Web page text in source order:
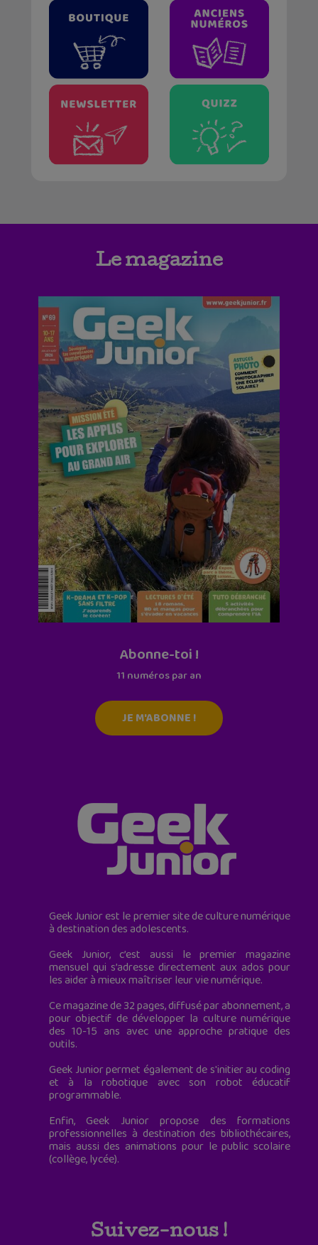
Le magazine
Abonne-toi !
11 numéros par an
JE M'ABONNE !
Geek Junior est le premier site de culture numérique
à destination des adolescents.
Geek Junior, c’est aussi le premier magazine
mensuel qui s’adresse directement aux ados pour
les aider à mieux maîtriser leur vie numérique.
Ce magazine de 32 pages, diffusé par abonnement, a
pour objectif de développer la culture numérique
des 10-15 ans avec une approche pratique des
outils.
Geek Junior permet également de s'initier au coding
et à la robotique avec son robot éducatif
programmable.
Enfin, Geek Junior propose des formations
professionnelles à destination des bibliothécaires,
mais aussi des animations pour le public scolaire
(collège, lycée).
Suivez-nous !